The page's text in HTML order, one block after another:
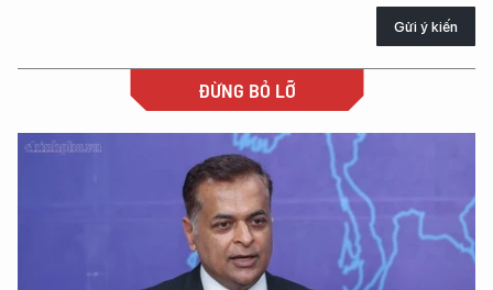
Gửi ý kiến
ĐỪNG BỎ LỠ